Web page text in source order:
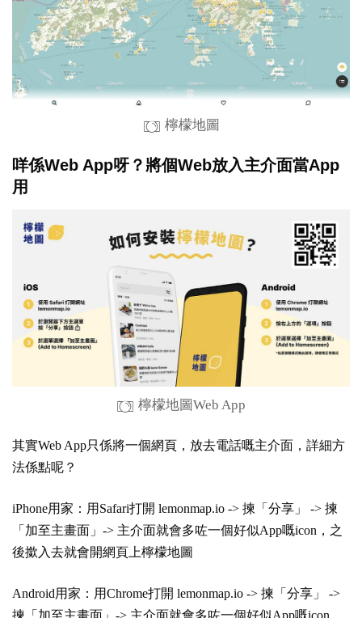
檸檬地圖
咩係Web App呀？將個Web放入主介面當App
用
檸檬地圖Web App
其實Web App只係將一個網頁，放去電話嘅主介面，詳細方
法係點呢？
iPhone用家：用Safari打開 lemonmap.io -> 揀「分享」 -> 揀
「加至主畫面」-> 主介面就會多咗一個好似App嘅icon，之
後撳入去就會開網頁上檸檬地圖
Android用家：用Chrome打開 lemonmap.io -> 揀「分享」 ->